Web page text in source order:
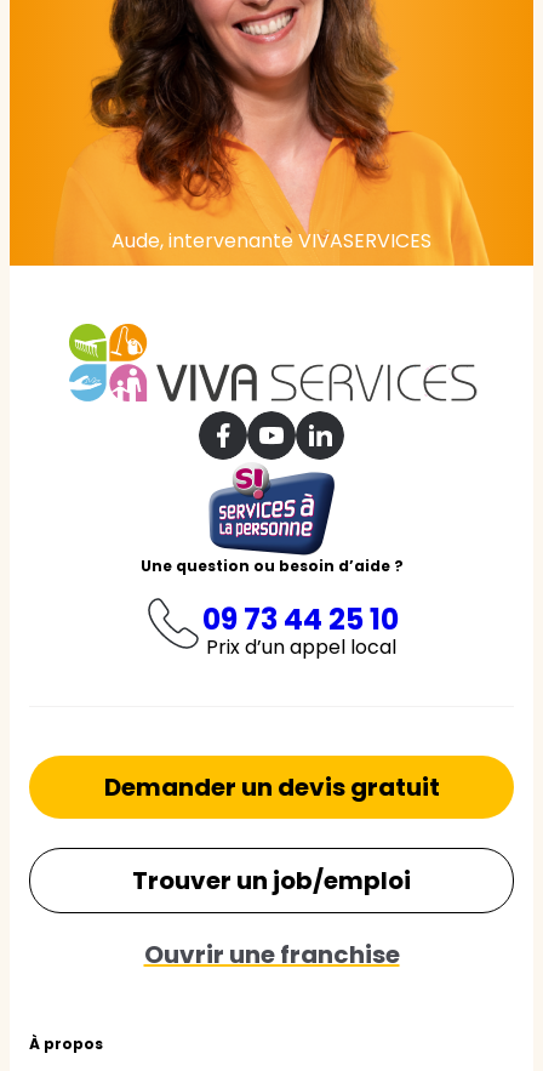
Aude, intervenante VIVASERVICES
Une question ou besoin d’aide ?
09 73 44 25 10
Prix d’un appel local
À propos
Demander un devis gratuit
Trouver un job/emploi
Ouvrir une franchise